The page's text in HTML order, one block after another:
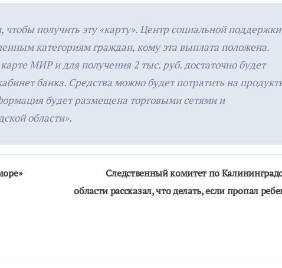
получить эту «карту». Центр социальной поддержки
категориям граждан, кому эта выплата положена.
МИР и для получения 2 тыс. руб. достаточно будет
банка. Средства можно будет потратить на
будет размещена торговыми сетями и
области».
Следственный комитет по
области рассказал, что делать, если пропал